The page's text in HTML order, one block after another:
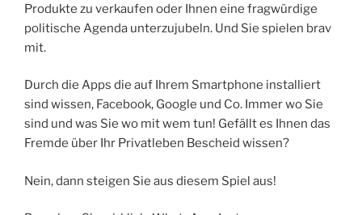
Produkte zu verkaufen oder Ihnen eine fragwürdige
politische Agenda unterzujubeln. Und Sie spielen brav
mit.
Durch die Apps die auf Ihrem Smartphone installiert
sind wissen, Facebook, Google und Co. Immer wo Sie
sind und was Sie wo mit wem tun! Gefällt es Ihnen das
Fremde über Ihr Privatleben Bescheid wissen?
Nein, dann steigen Sie aus diesem Spiel aus!